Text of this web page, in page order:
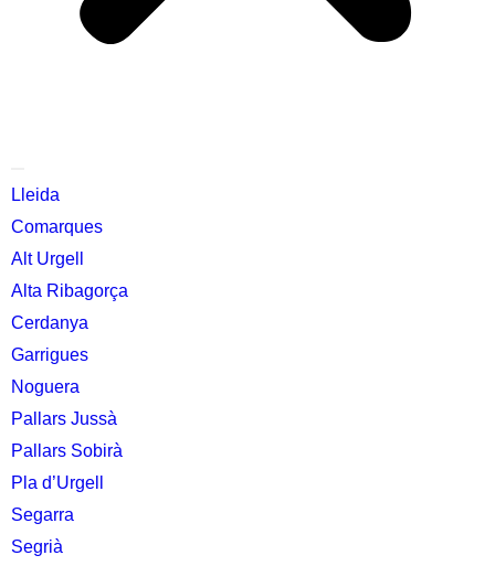
Lleida
Comarques
Alt Urgell
Alta Ribagorça
Cerdanya
Garrigues
Noguera
Pallars Jussà
Pallars Sobirà
Pla d’Urgell
Segarra
Segrià